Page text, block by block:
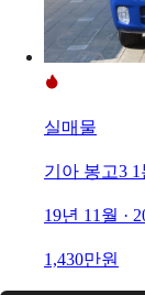
실매물
기아 봉고3 1
19년 11월 ·
1,430만원